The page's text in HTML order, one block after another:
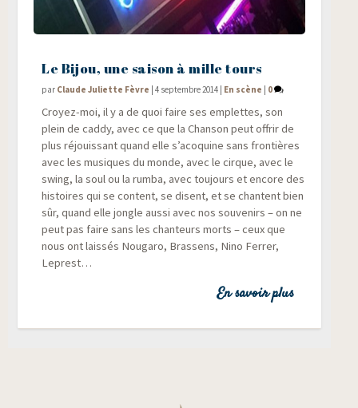
Le Bijou, une saison à mille tours
par Claude Juliette Fèvre |4 septembre 2014 | En scène | 0
Croyez-moi, il y a de quoi faire ses emplettes, son
plein de cad­dy, avec ce que la Chan­son peut offrir de
plus réjouis­sant quand elle s’acoquine sans fron­tières
avec les musiques du monde, avec le cirque, avec le
swing, la soul ou la rum­ba, avec tou­jours et encore des
his­toires qui se content, se disent, et se chantent bien
sûr, quand elle jongle aus­si avec nos sou­ve­nirs – on ne
peut pas faire sans les chan­teurs morts – ceux que
nous ont lais­sés Nou­ga­ro, Bras­sens, Nino Fer­rer,
Leprest…
En savoir plus